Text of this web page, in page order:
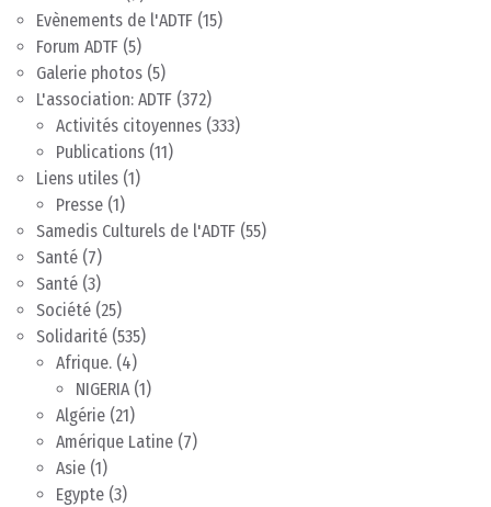
Evènements de l'ADTF (15)
Forum ADTF (5)
Galerie photos (5)
L'association: ADTF (372)
Activités citoyennes (333)
Publications (11)
Liens utiles (1)
Presse (1)
Samedis Culturels de l'ADTF (55)
Santé (7)
Santé (3)
Société (25)
Solidarité (535)
Afrique. (4)
NIGERIA(1)
Algérie (21)
Amérique Latine (7)
Asie (1)
Egypte (3)